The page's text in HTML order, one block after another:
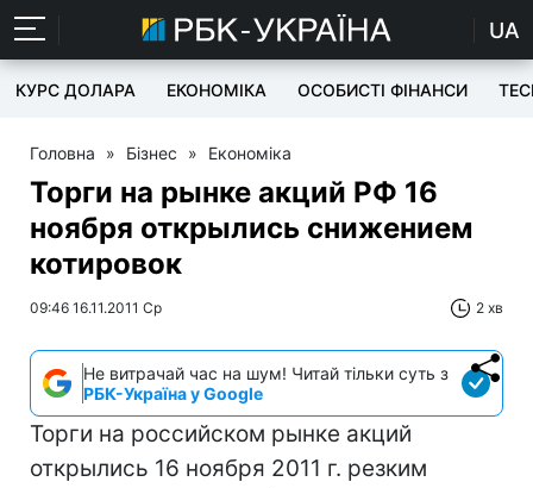
UA
КУРС ДОЛАРА ЕКОНОМІКА ОСОБИСТІ ФІНАНСИ
Головна » Бізнес » Економіка
Торги на рынке акций РФ 16
ноября открылись снижением
котировок
09:46 16.11.2011 Ср 2 хв
Не витрачай час на шум! Читай тільки суть з
РБК-Україна у Google
Торги на российском рынке акций
открылись 16 ноября 2011 г. резким